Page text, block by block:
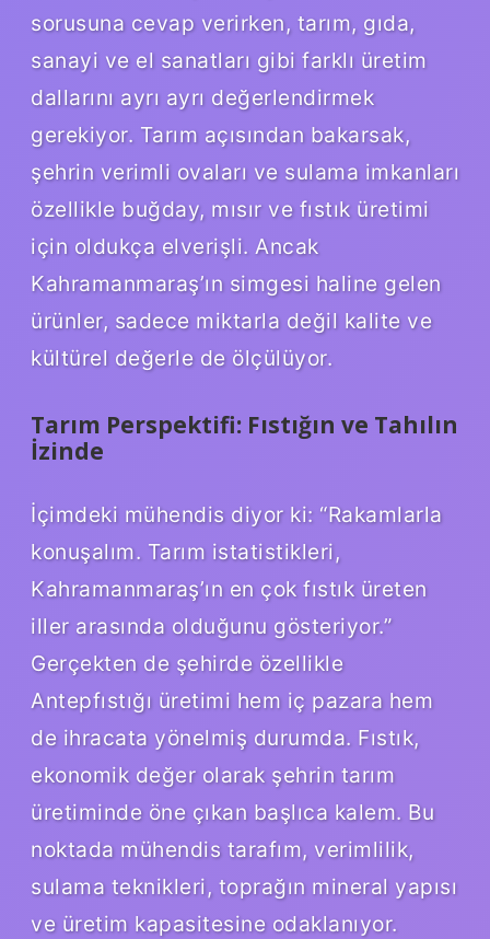
sorusuna cevap verirken, tarım, gıda,
sanayi ve el sanatları gibi farklı üretim
dallarını ayrı ayrı değerlendirmek
gerekiyor. Tarım açısından bakarsak,
şehrin verimli ovaları ve sulama imkanları
özellikle buğday, mısır ve fıstık üretimi
için oldukça elverişli. Ancak
Kahramanmaraş’ın simgesi haline gelen
ürünler, sadece miktarla değil kalite ve
kültürel değerle de ölçülüyor.
Tarım Perspektifi: Fıstığın ve Tahılın
İzinde
İçimdeki mühendis diyor ki: “Rakamlarla
konuşalım. Tarım istatistikleri,
Kahramanmaraş’ın en çok fıstık üreten
iller arasında olduğunu gösteriyor.”
Gerçekten de şehirde özellikle
Antepfıstığı üretimi hem iç pazara hem
de ihracata yönelmiş durumda. Fıstık,
ekonomik değer olarak şehrin tarım
üretiminde öne çıkan başlıca kalem. Bu
noktada mühendis tarafım, verimlilik,
sulama teknikleri, toprağın mineral yapısı
ve üretim kapasitesine odaklanıyor.